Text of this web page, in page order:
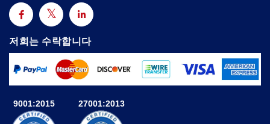
저희는 수락합니다
9001:2015 27001:2013